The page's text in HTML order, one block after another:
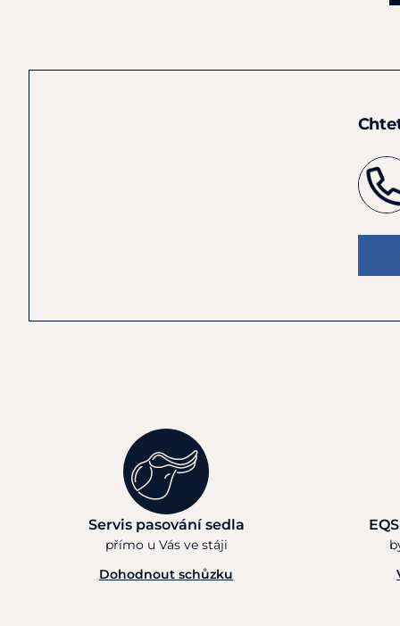
Servis pasování sedla
přímo u Vás ve stáji
Dohodnout schůzku